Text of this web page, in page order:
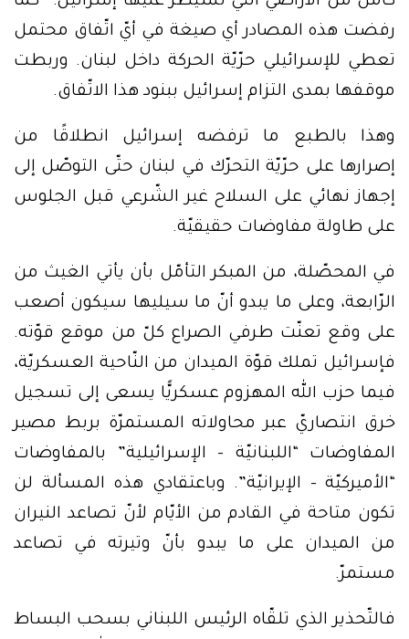
رفضت هذه المصادر أي صيغة في أيّ اتّفاق محتمل
تعطي للإسرائيلي حرّيّة الحركة داخل لبنان. وربطت
موقفها بمدى التزام إسرائيل ببنود هذا الاتّفاق.
وهذا بالطبع ما ترفضه إسرائيل انطلاقًا من
إصرارها على حرّيّة التحرّك في لبنان حتّى التوصّل إلى
إجهاز نهائي على السلاح غير الشّرعي قبل الجلوس
على طاولة مفاوضات حقيقيّة.
في المحصّلة، من المبكر التأمّل بأن يأتي الغيث من
الرّابعة، وعلى ما يبدو أنّ ما سيليها سيكون أصعب
على وقع تعنّت طرفي الصراع كلّ من موقع قوّته.
فإسرائيل تملك قوّة الميدان من النّاحية العسكريّة،
فيما حزب الله المهزوم عسكريًّا يسعى إلى تسجيل
خرق انتصاريّ عبر محاولاته المستمرّة بربط مصير
المفاوضات “اللبنانيّة – الإسرائيلية” بالمفاوضات
“الأميركيّة – الإيرانيّة”. وباعتقادي هذه المسألة لن
تكون متاحة في القادم من الأيّام لأنّ تصاعد النيران
من الميدان على ما يبدو بأنّ وتيرته في تصاعد
مستمرّ.
فالتّحذير الذي تلقّاه الرئيس اللبناني بسحب البساط